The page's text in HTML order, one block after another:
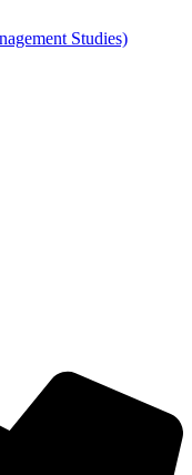
Studies)